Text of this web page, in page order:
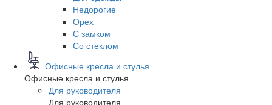
Недорогие
Орех
С замком
Со стеклом
Офисные кресла и стулья
Офисные кресла и стулья
Для руководителя
Для руководителя